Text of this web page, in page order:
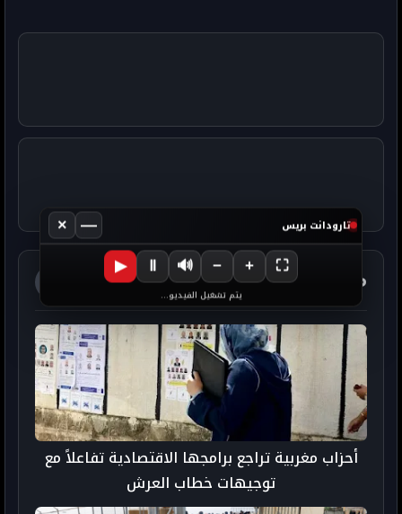
مواضيع ذات صلة آخر الأخبار
أحزاب مغربية تراجع برامجها الاقتصادية تفاعلاً مع
توجيهات خطاب العرش
تارودانت بريس —
×
▶ Ⅱ 🔊 − + ⛶
يتم تشغيل الفيديو...